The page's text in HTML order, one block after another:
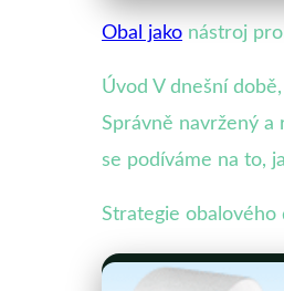
Obal jako nástroj
Úvod V dnešní
Správně navržený a
se podíváme na to,
Strategie obalového